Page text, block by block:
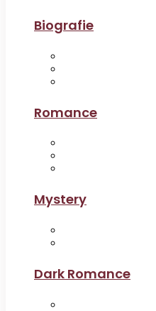
Biografie
Romance
Mystery
Dark Romance